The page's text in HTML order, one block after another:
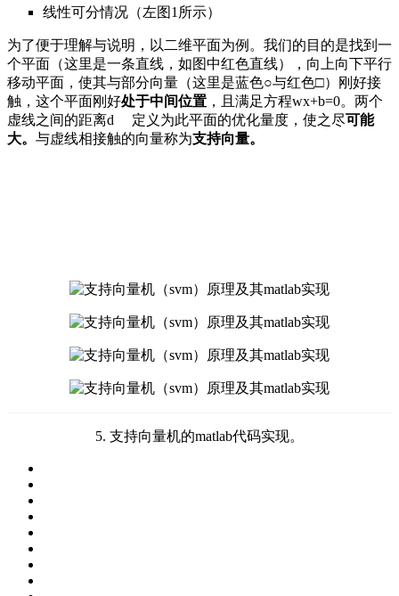
线性可分情况（左图1所示）
为了便于理解与说明，以二维平面为例。我们的目的是找到一
个平面（这里是一条直线，如图中红色直线），向上向下平行
移动平面，使其与部分向量（这里是蓝色○与红色□）刚好接
触，这个平面刚好处于中间位置 ，且满足方程wx+b=0。两个
虚线之间的距离d
定义为此平面的优化量度，使之尽可能
大。 与虚线相接触的向量称为支持向量。
5. 支持向量机的matlab代码实现。